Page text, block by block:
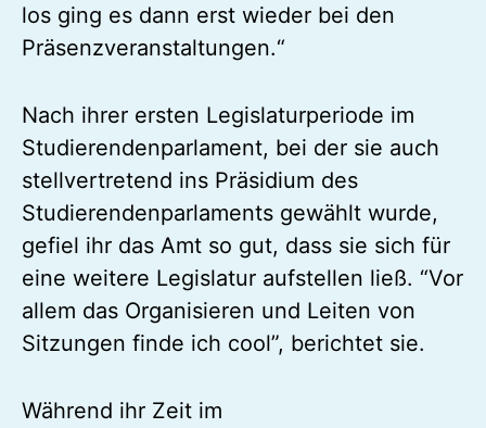
los ging es dann erst wieder bei den
Präsenzveranstaltungen.“
Nach ihrer ersten Legislaturperiode im
Studierendenparlament, bei der sie auch
stellvertretend ins Präsidium des
Studierendenparlaments gewählt wurde,
gefiel ihr das Amt so gut, dass sie sich für
eine weitere Legislatur aufstellen ließ. “Vor
allem das Organisieren und Leiten von
Sitzungen finde ich cool”, berichtet sie.
Während ihr Zeit im